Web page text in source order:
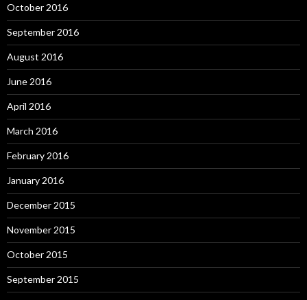
October 2016
September 2016
August 2016
June 2016
April 2016
March 2016
February 2016
January 2016
December 2015
November 2015
October 2015
September 2015